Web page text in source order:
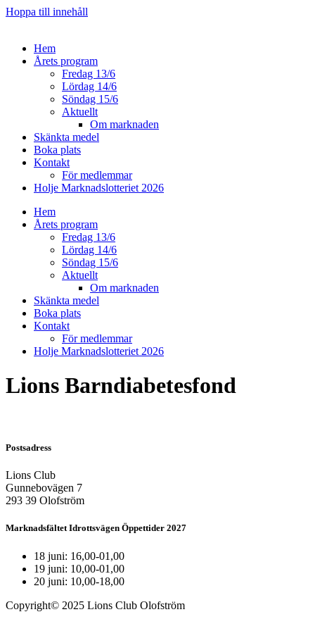
Hoppa till innehåll
Hem
Årets program
Fredag 13/6
Lördag 14/6
Söndag 15/6
Aktuellt
Om marknaden
Skänkta medel
Boka plats
Kontakt
För medlemmar
Holje Marknadslotteriet 2026
Hem
Årets program
Fredag 13/6
Lördag 14/6
Söndag 15/6
Aktuellt
Om marknaden
Skänkta medel
Boka plats
Kontakt
För medlemmar
Holje Marknadslotteriet 2026
Lions Barndiabetesfond
Postsadress
Lions Club
Gunnebovägen 7
293 39 Olofström
Marknadsfältet Idrottsvägen Öppettider 2027
18 juni: 16,00-01,00
19 juni: 10,00-01,00
20 juni: 10,00-18,00
Copyright© 2025 Lions Club Olofström